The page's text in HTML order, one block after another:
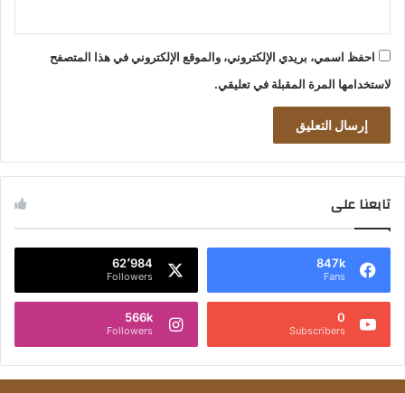
احفظ اسمي، بريدي الإلكتروني، والموقع الإلكتروني في هذا المتصفح
لاستخدامها المرة المقبلة في تعليقي.
تابعنا على
847k
Fans
62٬984
Followers
0
Subscribers
566k
Followers